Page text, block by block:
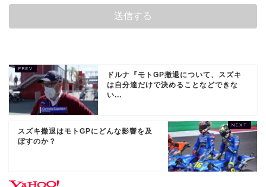
ドルナ『モトGP撤退について、スズキ
は自分達だけで決めることなどできな
い...
スズキ撤退はモトGPにどんな影響を及
ぼすのか？